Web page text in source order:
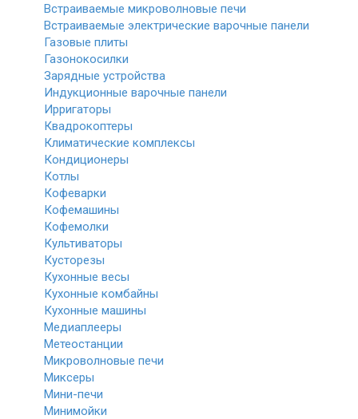
Встраиваемые микроволновые печи
Встраиваемые электрические варочные панели
Газовые плиты
Газонокосилки
Зарядные устройства
Индукционные варочные панели
Ирригаторы
Квадрокоптеры
Климатические комплексы
Кондиционеры
Котлы
Кофеварки
Кофемашины
Кофемолки
Культиваторы
Кусторезы
Кухонные весы
Кухонные комбайны
Кухонные машины
Медиаплееры
Метеостанции
Микроволновые печи
Миксеры
Мини-печи
Минимойки